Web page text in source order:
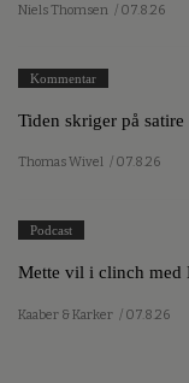
Niels Thomsen / 07.8.26
Kommentar
Tiden skriger på satire
Thomas Wivel / 07.8.26
Podcast
Mette vil i clinch med
Kaaber & Karker / 07.8.26